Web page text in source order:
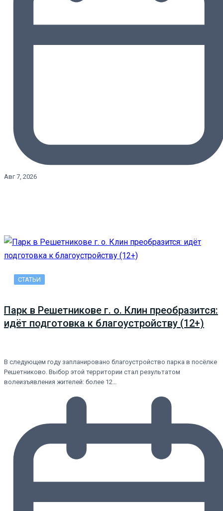
Авг 7, 2026
СТАТЬИ
Парк в Решетникове г. о. Клин преобразится:
идёт подготовка к благоустройству (12+)
В следующем году запланировано благоустройство парка в посёлке
Решетниково. Выбор этой территории стал результатом
волеизъявления жителей: более 12…